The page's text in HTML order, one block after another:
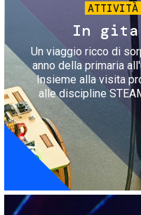
ATTIVITÀ
In gita
Un viaggio ricco di
anno della primaria
Insieme alla visita
alle discipline